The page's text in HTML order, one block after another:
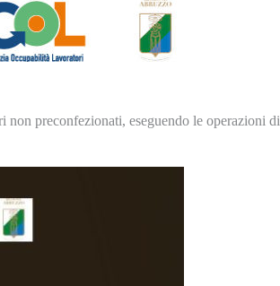
preconfezionati, eseguendo le operazioni di